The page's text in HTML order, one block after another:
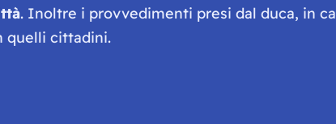
. Inoltre i provvedimenti presi dal duca, in
quelli cittadini.